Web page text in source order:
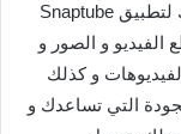
على التطبيقات الأخرى حيث بمجرد إستخدامك لتطبيق Snaptube
الفيديو و الصور و
و كذلك
التي تساعدك و